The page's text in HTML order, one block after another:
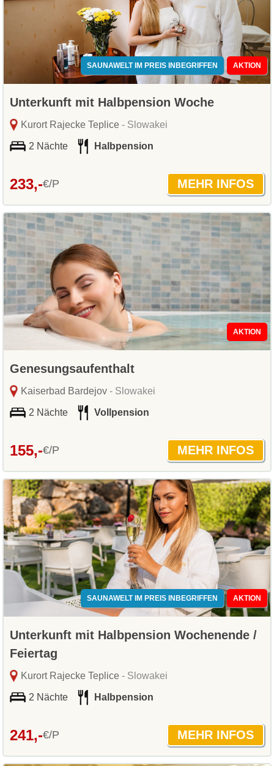
SAUNAWELT IM PREIS INBEGRIFFEN AKTION
Unterkunft mit Halbpension Woche
Kurort Rajecke Teplice- Slowakei
2 Nächte Halbpension
233,-€/P
AKTION
Genesungsaufenthalt
Kaiserbad Bardejov- Slowakei
2 Nächte Vollpension
155,-€/P
SAUNAWELT IM PREIS INBEGRIFFEN AKTION
Unterkunft mit Halbpension Wochenende /
Feiertag
Kurort Rajecke Teplice- Slowakei
2 Nächte Halbpension
241,-€/P